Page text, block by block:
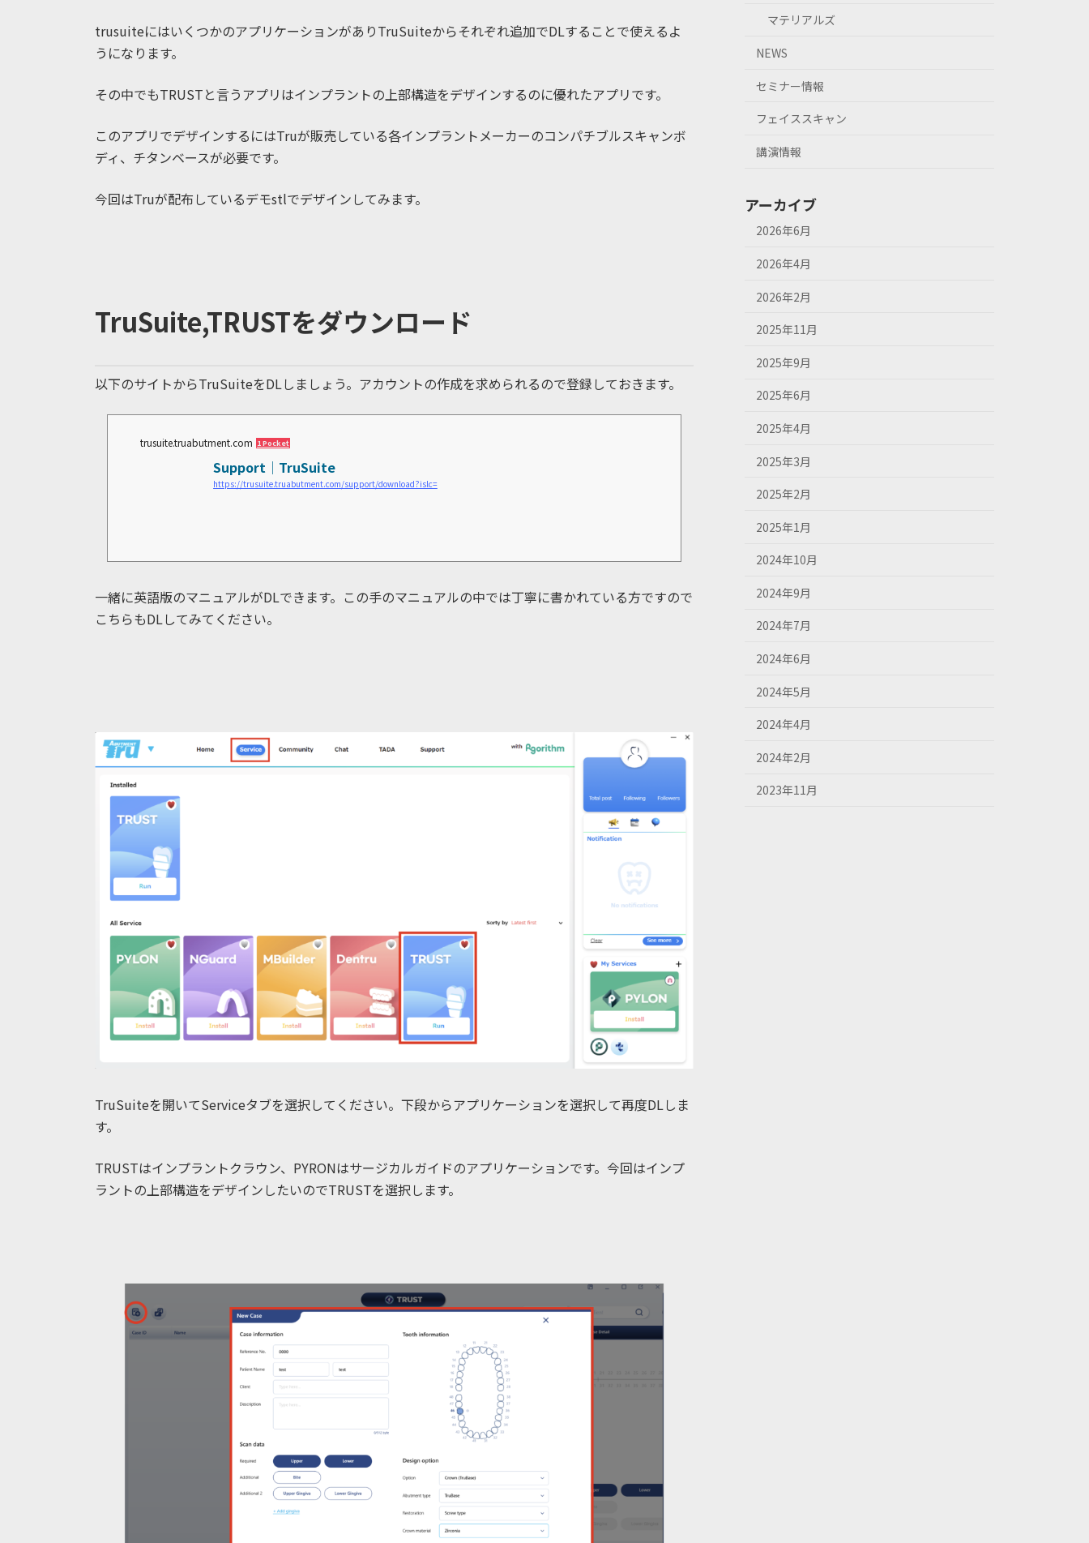
trusuiteにはいくつかのアプリケーションがありTruSuiteからそれぞれ追加でDLすることで使えるよ
うになります。
その中でもTRUSTと言うアプリはインプラントの上部構造をデザインするのに優れたアプリです。
このアプリでデザインするにはTruが販売している各インプラントメーカーのコンパチブルスキャンボ
ディ、チタンベースが必要です。
今回はTruが配布しているデモstlでデザインしてみます。
TruSuite,TRUSTをダウンロード
以下のサイトからTruSuiteをDLしましょう。アカウントの作成を求められるので登録しておきます。
trusuite.truabutment.com 1 Pocket
Support│TruSuite
https://trusuite.truabutment.com/support/download?islc=
一緒に英語版のマニュアルがDLできます。この手のマニュアルの中では丁寧に書かれている方ですので
こちらもDLしてみてください。
TruSuiteを開いてServiceタブを選択してください。下段からアプリケーションを選択して再度DLしま
す。
TRUSTはインプラントクラウン、PYRONはサージカルガイドのアプリケーションです。今回はインプ
ラントの上部構造をデザインしたいのでTRUSTを選択します。
マテリアルズ
NEWS
セミナー情報
フェイススキャン
講演情報
アーカイブ
2026年6月
2026年4月
2026年2月
2025年11月
2025年9月
2025年6月
2025年4月
2025年3月
2025年2月
2025年1月
2024年10月
2024年9月
2024年7月
2024年6月
2024年5月
2024年4月
2024年2月
2023年11月